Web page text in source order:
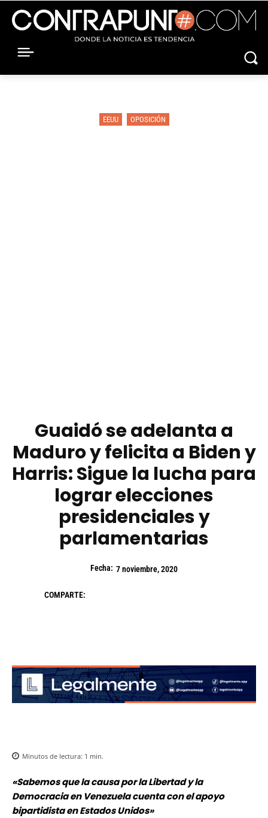
EEUU OPOSICIÓN
Guaidó se adelanta a
Maduro y felicita a Biden y
Harris: Sigue la lucha para
lograr elecciones
presidenciales y
parlamentarias
Fecha: 7 noviembre, 2020
COMPARTE:
Minutos de lectura: 1 min.
«Sabemos que la causa por la Libertad y la
Democracia en Venezuela cuenta con el apoyo
bipartidista en Estados Unidos»